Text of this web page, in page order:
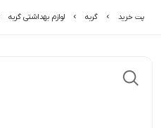
پت خرید گربه لوازم بهداشتی گربه